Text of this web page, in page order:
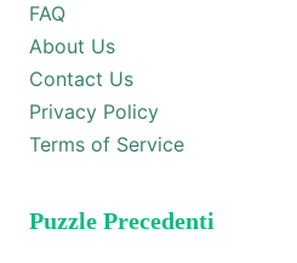
FAQ
About Us
Contact Us
Privacy Policy
Terms of Service
Puzzle Precedenti